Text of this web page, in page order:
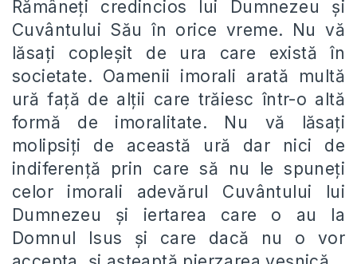
Rămâneți credincios lui Dumnezeu și
Cuvântului Său în orice vreme. Nu vă
lăsați copleșit de ura care există în
societate. Oamenii imorali arată multă
ură față de alții care trăiesc într-o altă
formă de imoralitate. Nu vă lăsați
molipsiți de această ură dar nici de
indiferență prin care să nu le spuneți
celor imorali adevărul Cuvântului lui
Dumnezeu și iertarea care o au la
Domnul Isus și care dacă nu o vor